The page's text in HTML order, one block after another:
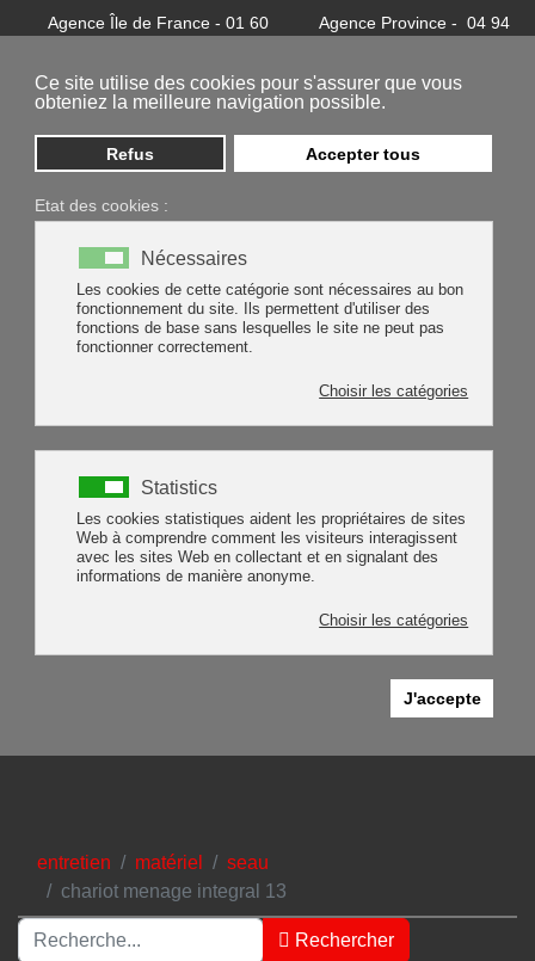
Ce site utilise des cookies pour s'assurer que vous
obteniez la meilleure navigation possible.
Refus Accepter tous
Etat des cookies :
Nécessaires
Les cookies de cette catégorie sont nécessaires au bon
fonctionnement du site. Ils permettent d'utiliser des
fonctions de base sans lesquelles le site ne peut pas
fonctionner correctement.
Choisir les catégories
Statistics
Les cookies statistiques aident les propriétaires de sites
Web à comprendre comment les visiteurs interagissent
avec les sites Web en collectant et en signalant des
informations de manière anonyme.
Choisir les catégories
J'accepte
Agence Île de France - 01 60
contact@batycel.fr
Agence Province - 04 94
ENTRETIEN
entretien matériel
seau
chariot menage integral 13
Rechercher
Rechercher